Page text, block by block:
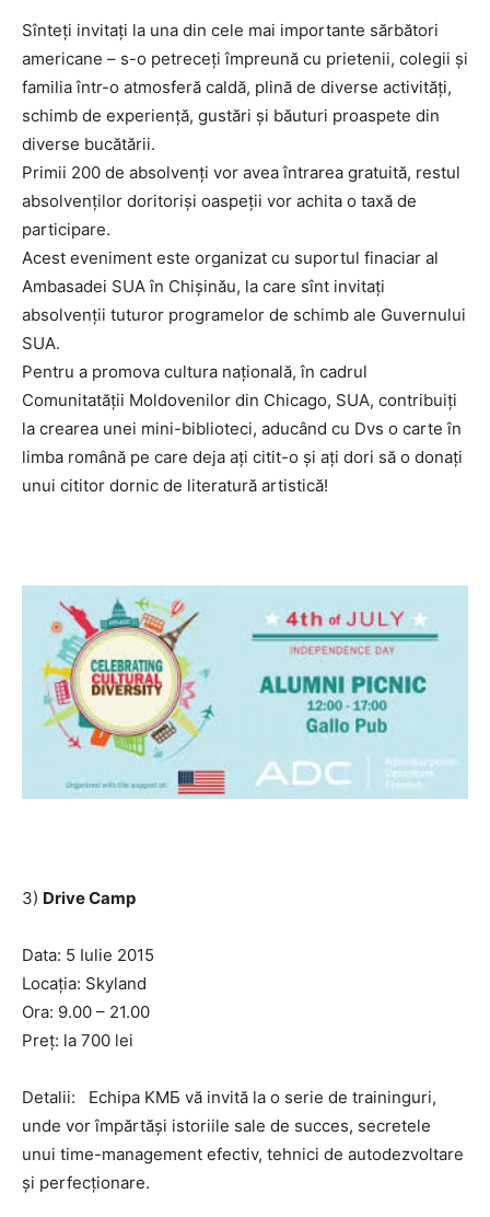
Sînteți invitați la una din cele mai importante sărbători
americane – s-o petreceţi împreună cu prietenii, colegii şi
familia într-o atmosferă caldă, plină de diverse activități,
schimb de experiență, gustări şi băuturi proaspete din
diverse bucătării.
Primii 200 de absolvenţi vor avea întrarea gratuită, restul
absolvenților doritoriși oaspeţii vor achita o taxă de
participare.
Acest eveniment este organizat cu suportul finaciar al
Ambasadei SUA în Chișinău, la care sînt invitați
absolvenții tuturor programelor de schimb ale Guvernului
SUA.
Pentru a promova cultura națională, în cadrul
Comunitatății Moldovenilor din Chicago, SUA, contribuiți
la crearea unei mini-biblioteci, aducând cu Dvs o carte în
limba română pe care deja ați citit-o și ați dori să o donați
unui cititor dornic de literatură artistică!
3) Drive Camp
Data: 5 Iulie 2015
Locația: Skyland
Ora: 9.00 – 21.00
Preţ: la 700 lei
Detalii: Echipa KMБ vă invită la o serie de traininguri,
unde vor împărtăşi istoriile sale de succes, secretele
unui time-management efectiv, tehnici de autodezvoltare
și perfecţionare.